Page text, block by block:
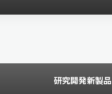
研究開発新製品